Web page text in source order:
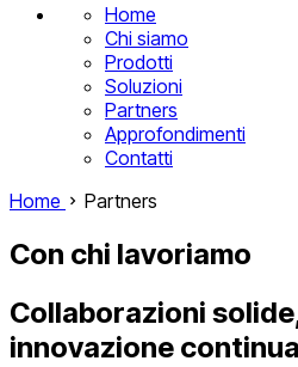
Home
Chi siamo
Prodotti
Soluzioni
Partners
Approfondimenti
Contatti
Home
Partners
Con chi lavoriamo
Collaborazioni
innovazione continua